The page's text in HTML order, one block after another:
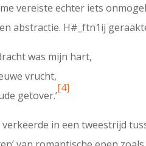
vereiste echter iets
abstractie. H#_ftn1ij
was mijn hart,
vrucht,
getover.’
[4]
in een tweestrijd